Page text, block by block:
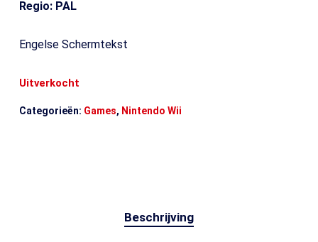
Regio: PAL
Engelse Schermtekst
Uitverkocht
Categorieën: Games, Nintendo Wii
Beschrijving